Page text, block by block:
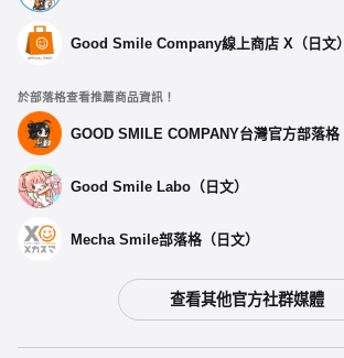
Good Smile Company線上商店 X（日文）
於部落格查看推薦商品資訊！
GOOD SMILE COMPANY台灣官方部落格
Good Smile Labo（日文）
Mecha Smile部落格（日文）
查看其他官方社群媒體